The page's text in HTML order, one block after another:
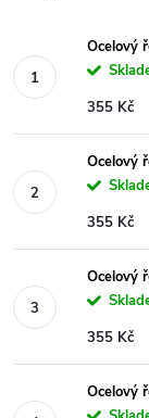
Ocelový
355 Kč
Ocelový
355 Kč
Ocelový
355 Kč
Ocelový